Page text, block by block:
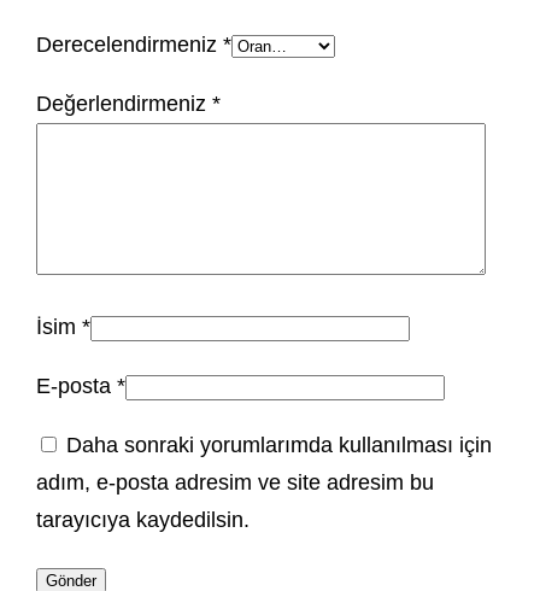
Derecelendirmeniz*
Değerlendirmeniz*
İsim*
E-posta*
Daha sonraki yorumlarımda kullanılması için
adım, e-posta adresim ve site adresim bu
tarayıcıya kaydedilsin.